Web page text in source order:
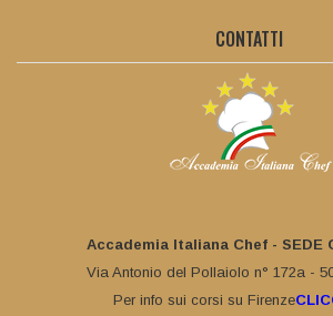
CONTATTI
Accademia Italiana Chef - SEDE
Via Antonio del Pollaiolo n° 172a -
Per info sui corsi su Firenze